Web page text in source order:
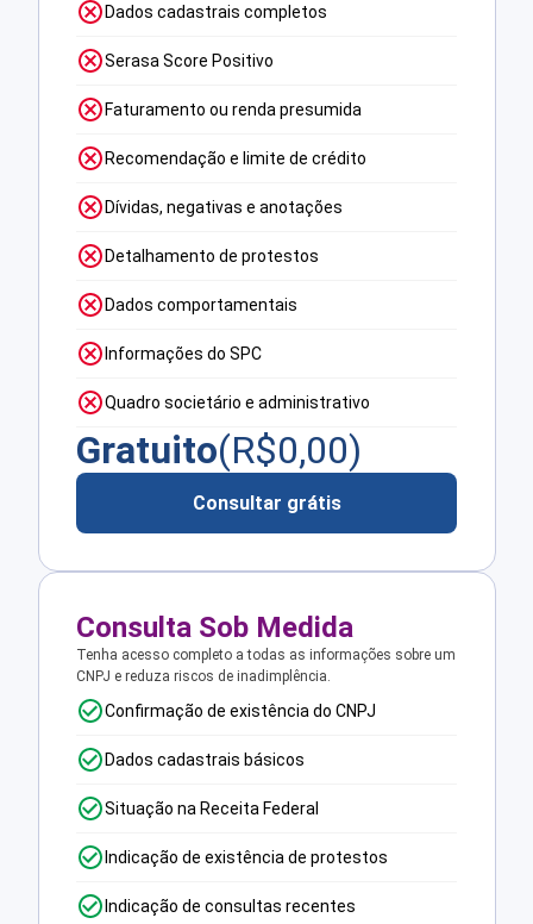
Dados cadastrais completos
Serasa Score Positivo
Faturamento ou renda presumida
Recomendação e limite de crédito
Dívidas, negativas e anotações
Detalhamento de protestos
Dados comportamentais
Informações do SPC
Quadro societário e administrativo
Gratuito(R$0,00)
Consultar grátis
Consulta Sob Medida
Tenha acesso completo a todas as informações sobre um
CNPJ e reduza riscos de inadimplência.
Confirmação de existência do CNPJ
Dados cadastrais básicos
Situação na Receita Federal
Indicação de existência de protestos
Indicação de consultas recentes